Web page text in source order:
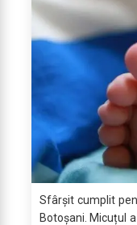
Sfârșit cumplit
Botoșani. Micuțul